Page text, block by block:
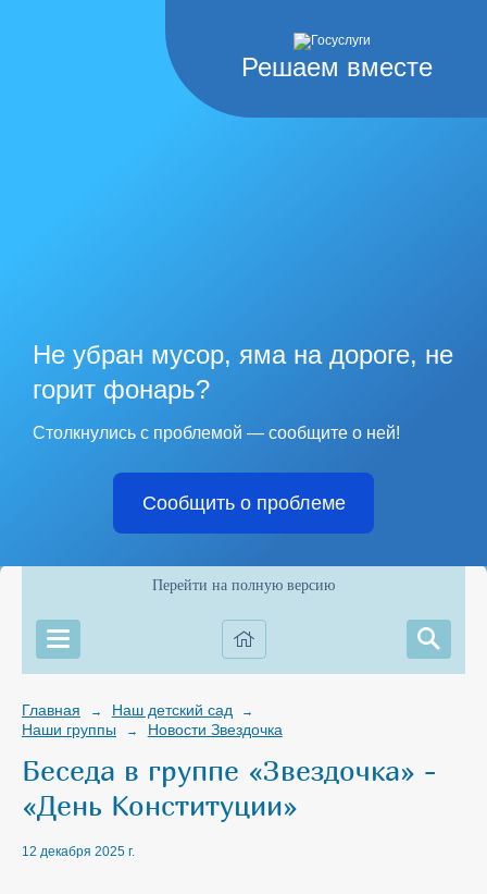
Решаем вместе
Не убран мусор, яма на дороге, не
горит фонарь?
Столкнулись с проблемой — сообщите о ней!
Сообщить о проблеме
Перейти на полную версию
Главная → Наш детский сад →
Наши группы → Новости Звездочка
Беседа в группе «Звездочка» -
«День Конституции»
12 декабря 2025 г.